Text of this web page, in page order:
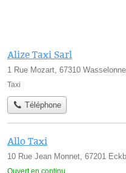
Alize Taxi Sarl
1 Rue Mozart, 67310 Wasselonne
Taxi
Téléphone
Allo Taxi
10 Rue Jean Monnet, 67201
Ouvert en continu